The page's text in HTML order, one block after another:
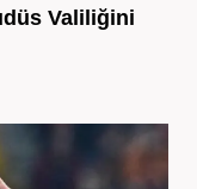
Valiliğini